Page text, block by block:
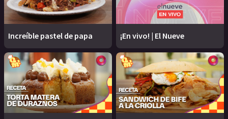
Increíble pastel de papa ¡En vivo! | El Nueve